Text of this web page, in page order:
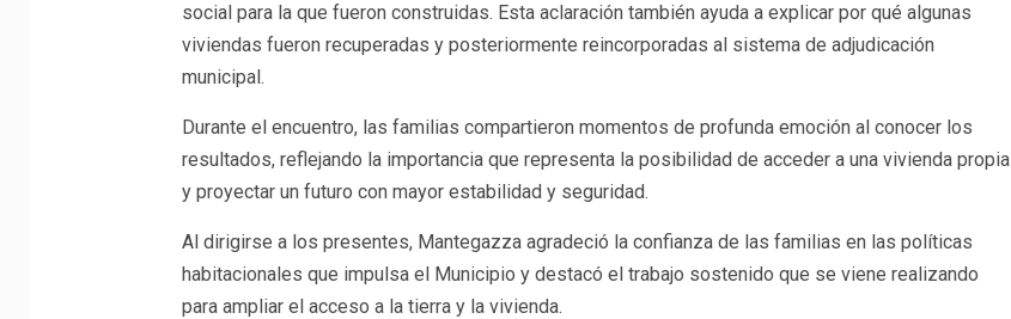
social para la que fueron construidas. Esta aclaración también ayuda a explicar por qué algunas
viviendas fueron recuperadas y posteriormente reincorporadas al sistema de adjudicación
municipal.
Durante el encuentro, las familias compartieron momentos de profunda emoción al conocer los
resultados, reflejando la importancia que representa la posibilidad de acceder a una vivienda propia
y proyectar un futuro con mayor estabilidad y seguridad.
Al dirigirse a los presentes, Mantegazza agradeció la confianza de las familias en las políticas
habitacionales que impulsa el Municipio y destacó el trabajo sostenido que se viene realizando
para ampliar el acceso a la tierra y la vivienda.